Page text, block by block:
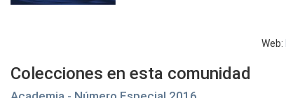
Web:
Colecciones en esta comunidad